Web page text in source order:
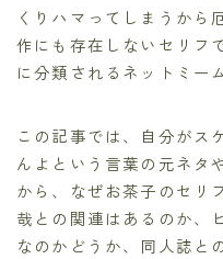
くりハマってしまうから
作にも存在しないセリフ
に分類されるネットミー
この記事では、自分がス
んよという言葉の元ネタ
から、なぜお茶子のセリ
哉との関連はあるのか、
なのかどうか、同人誌と